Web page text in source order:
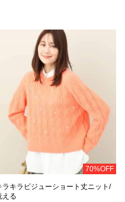
70%OFF
ラキラビジューショート丈ニット/
える